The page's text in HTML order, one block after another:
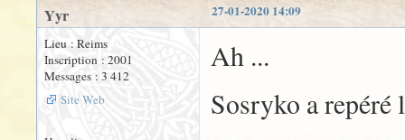
27-01-2020 14:09
Yyr
Lieu : Reims
Inscription : 2001
Messages : 3 412
Site Web
Ah ...
Sosryko a repéré